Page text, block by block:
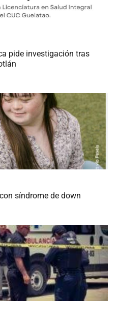
pide investigación tras
síndrome de down